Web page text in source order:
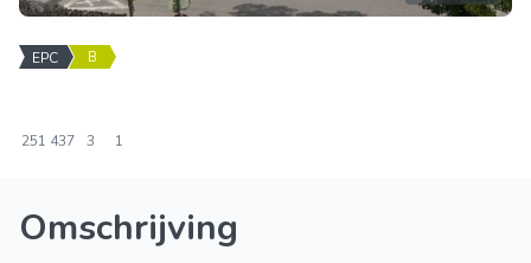
EPC B
251 437 3 1
Omschrijving